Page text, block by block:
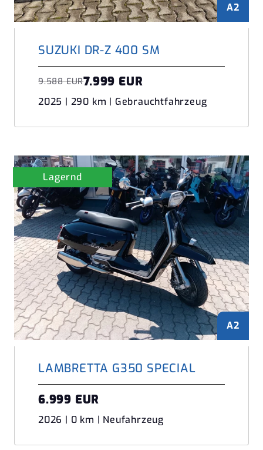
A2
SUZUKI DR-Z 400 SM
9.588 EUR7.999 EUR
2025 | 290 km | Gebrauchtfahrzeug
A2
Lagernd
LAMBRETTA G350 SPECIAL
6.999 EUR
2026 | 0 km | Neufahrzeug